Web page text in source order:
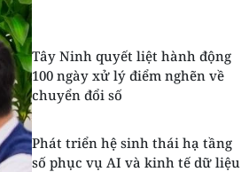
Tây Ninh quyết liệt hành động
100 ngày xử lý điểm nghẽn về
chuyển đổi số
Phát triển hệ sinh thái hạ tầng
số phục vụ AI và kinh tế dữ liệu